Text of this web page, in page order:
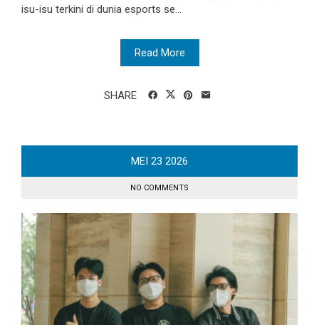
isu-isu terkini di dunia esports se...
Read More
SHARE
MEI 23 2026
NO COMMENTS